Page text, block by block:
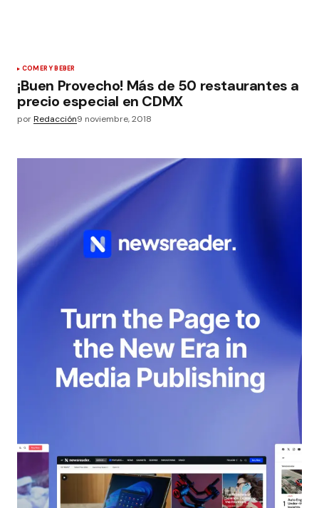
COMER Y BEBER
¡Buen Provecho! Más de 50 restaurantes a
precio especial en CDMX
porRedacción9 noviembre, 2018